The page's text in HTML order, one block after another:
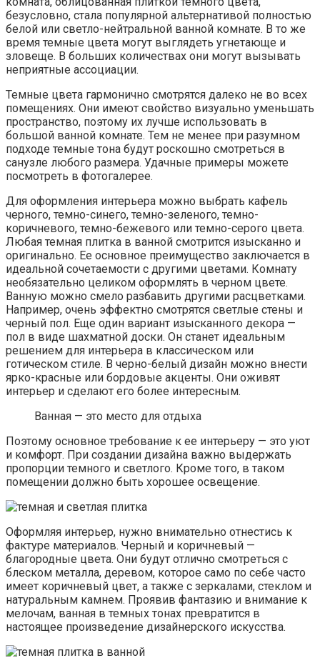
безусловно, стала популярной альтернативой полностью
белой или светло-нейтральной ванной комнате. В то же
время темные цвета могут выглядеть угнетающе и
зловеще. В больших количествах они могут вызывать
неприятные ассоциации.
Темные цвета гармонично смотрятся далеко не во всех
помещениях. Они имеют свойство визуально уменьшать
пространство, поэтому их лучше использовать в
большой ванной комнате. Тем не менее при разумном
подходе темные тона будут роскошно смотреться в
санузле любого размера. Удачные примеры можете
посмотреть в фотогалерее.
Для оформления интерьера можно выбрать кафель
черного, темно-синего, темно-зеленого, темно-
коричневого, темно-бежевого или темно-серого цвета.
Любая темная плитка в ванной смотрится изысканно и
оригинально. Ее основное преимущество заключается в
идеальной сочетаемости с другими цветами. Комнату
необязательно целиком оформлять в черном цвете.
Ванную можно смело разбавить другими расцветками.
Например, очень эффектно смотрятся светлые стены и
черный пол. Еще один вариант изысканного декора —
пол в виде шахматной доски. Он станет идеальным
решением для интерьера в классическом или
готическом стиле. В черно-белый дизайн можно внести
ярко-красные или бордовые акценты. Они оживят
интерьер и сделают его более интересным.
Ванная — это место для отдыха
Поэтому основное требование к ее интерьеру — это уют
и комфорт. При создании дизайна важно выдержать
пропорции темного и светлого. Кроме того, в таком
помещении должно быть хорошее освещение.
Оформляя интерьер, нужно внимательно отнестись к
фактуре материалов. Черный и коричневый —
благородные цвета. Они будут отлично смотреться с
блеском металла, деревом, которое само по себе часто
имеет коричневый цвет, а также с зеркалами, стеклом и
натуральным камнем. Проявив фантазию и внимание к
мелочам, ванная в темных тонах превратится в
настоящее произведение дизайнерского искусства.